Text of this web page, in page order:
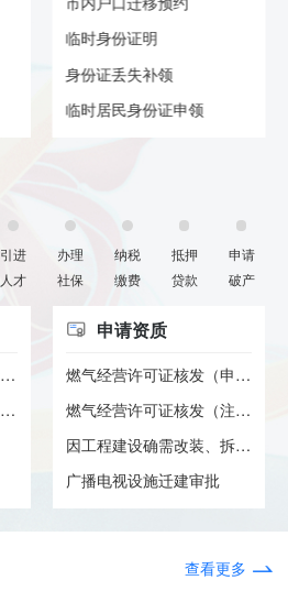
临时身份证明
身份证丢失补领
临时居民身份证申领
引进
人才
办理
社保
纳税
缴费
抵押
贷款
申请
破产
律师事务所（普通合伙所）设立...
律师事务所（分所）设立许可
申请资质
燃气经营许可证核发（申请）
燃气经营许可证核发（注销）
因工程建设确需改装、拆除或者...
广播电视设施迁建审批
查看更多